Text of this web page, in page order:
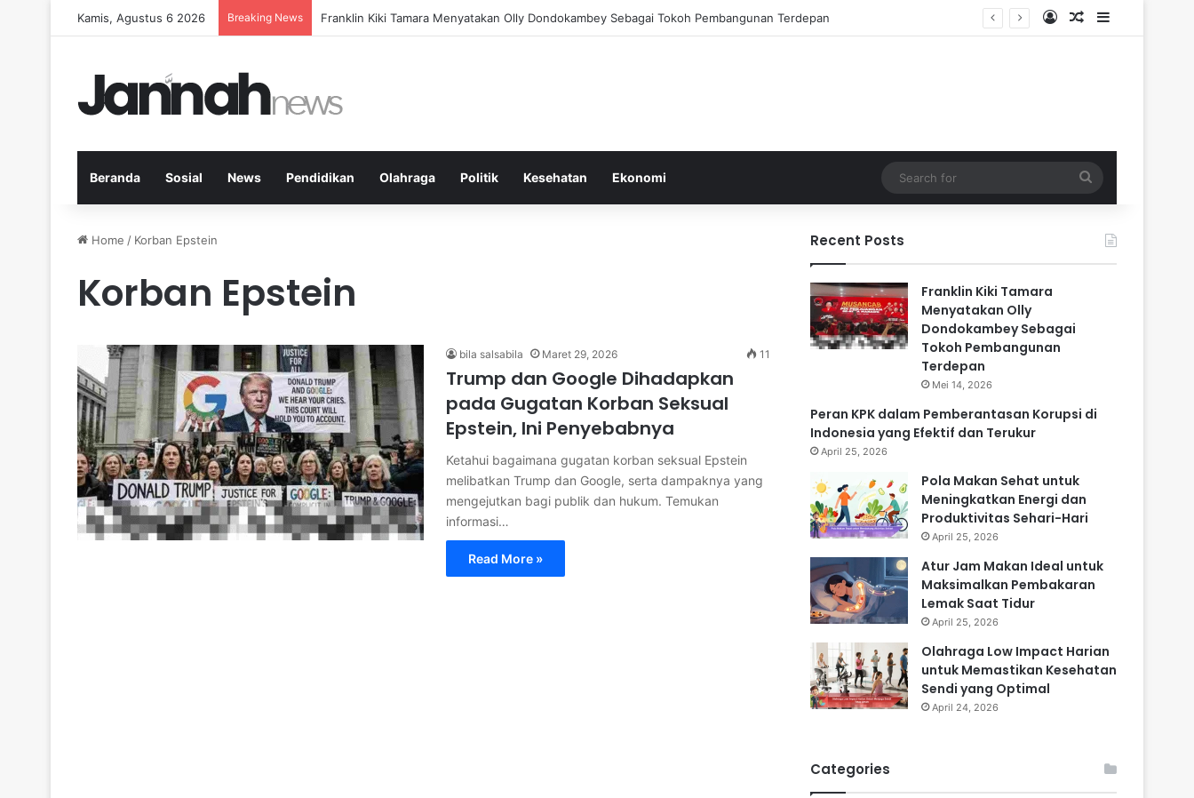
Kamis, Agustus 6 2026 Breaking News Peran KPK dalam Pemberantasan Korupsi di Indonesia yang Efektif dan Terukur Log InRandom Article
Sidebar
Beranda Sosial News Pendidikan Olahraga Politik Kesehatan Ekonomi
for
Home / Korban Epstein
Korban Epstein
bila salsabila Maret 29, 2026 11
Trump dan Google Dihadapkan
pada Gugatan Korban Seksual
Epstein, Ini Penyebabnya
Ketahui bagaimana gugatan korban seksual Epstein
melibatkan Trump dan Google, serta dampaknya yang
mengejutkan bagi publik dan hukum. Temukan
informasi…
Read More »
Recent Posts
Franklin Kiki Tamara
Menyatakan Olly
Dondokambey Sebagai
Tokoh Pembangunan
Terdepan
Mei 14, 2026
Peran KPK dalam Pemberantasan Korupsi di
Indonesia yang Efektif dan Terukur
April 25, 2026
Pola Makan Sehat untuk
Meningkatkan Energi dan
Produktivitas Sehari-Hari
April 25, 2026
Atur Jam Makan Ideal untuk
Maksimalkan Pembakaran
Lemak Saat Tidur
April 25, 2026
Olahraga Low Impact Harian
untuk Memastikan Kesehatan
Sendi yang Optimal
April 24, 2026
Categories